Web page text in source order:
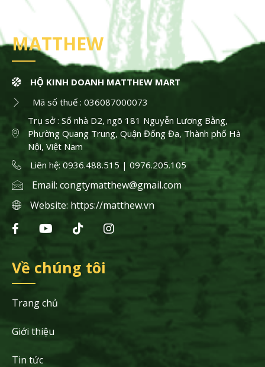
MATTHEW
HỘ KINH DOANH MATTHEW MART
Mã số thuế : 036087000073
Trụ sở : Số nhà D2, ngõ 181 Nguyễn Lương Bằng,
Phường Quang Trung, Quận Đống Đa, Thành phố Hà
Nội, Việt Nam
Liên hệ: 0936.488.515 | 0976.205.105
Email: congtymatthew@gmail.com
Website: https://matthew.vn
Về chúng tôi
Trang chủ
Giới thiệu
Tin tức